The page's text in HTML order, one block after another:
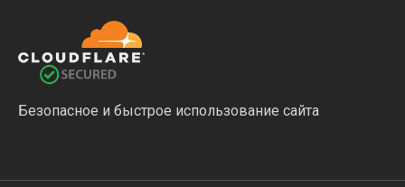
Безопасное и быстрое использование сайта